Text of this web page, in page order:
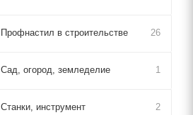
Профнастил в строительстве 26
Сад, огород, земледелие 1
Станки, инструмент 2